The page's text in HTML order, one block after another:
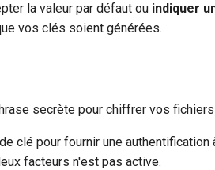
la valeur par défaut ou indiquer
vos clés soient générées.
secrète pour chiffrer vos
clé pour fournir une authentification
facteurs n'est pas active.